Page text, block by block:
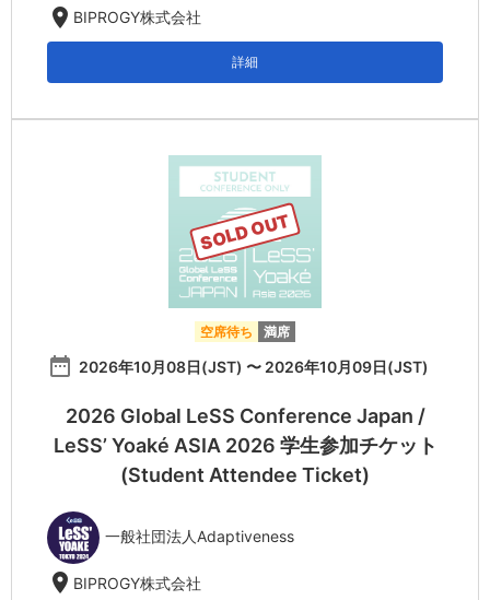
location_on BIPROGY株式会社
詳細
SOLD OUT
空席待ち 満席
date_range 2026年10月08日(JST) 〜 2026年10月09日(JST)
2026 Global LeSS Conference Japan /
LeSS’ Yoaké ASIA 2026 学生参加チケット
(Student Attendee Ticket)
一般社団法人Adaptiveness
location_on BIPROGY株式会社